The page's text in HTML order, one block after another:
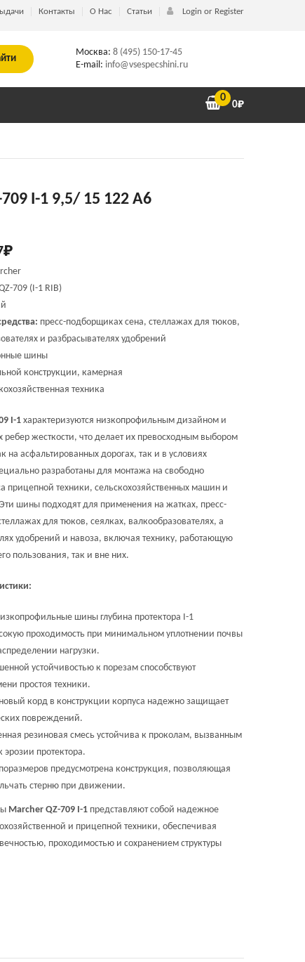
Контакты О Нас Статьи Login or Register
Москва: 8 (495) 150-17-45
E-mail: info@vsespecshini.ru
0
0₽
I-1 9,5/ 15 122 A6
₽
709 (I-1 RIB)
пресс-подборщиках сена, стеллажах для тюков,
и разбрасывателях удобрений
шины
конструкции, камерная
техника
I-1характеризуются низкопрофильным дизайном и
ребер жесткости, что делает их превосходным выбором
на асфальтированных дорогах, так и в условиях
разработаны для монтажа на свободно
прицепной техники, сельскохозяйственных машин и
шины подходят для применения на жатках, пресс-
для тюков, сеялках, валкообразователях, а
удобрений и навоза, включая технику, работающую
пользования, так и вне них.
шины глубина протектора I-1
проходимость при минимальном уплотнении почвы
нагрузки.
устойчивостью к порезам способствуют
простоя техники.
корд в конструкции корпуса надежно защищает
повреждений.
резиновая смесь устойчива к проколам, вызванным
эрозии протектора.
предусмотрена конструкция, позволяющая
стерню при движении.
Marcher QZ-709 I-1 представляют собой надежное
и прицепной техники, обеспечивая
проходимостью и сохранением структуры